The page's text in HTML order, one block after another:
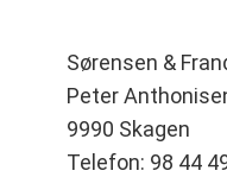
Sørensen &
Peter
9990 Skagen
Telefon: 98 44